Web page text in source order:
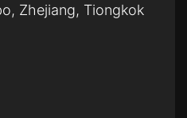
Zhejiang, Tiongkok